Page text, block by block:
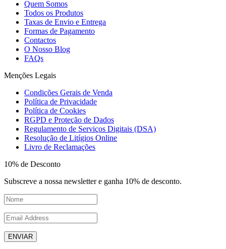
Quem Somos
Todos os Produtos
Taxas de Envio e Entrega
Formas de Pagamento
Contactos
O Nosso Blog
FAQs
Menções Legais
Condições Gerais de Venda
Política de Privacidade
Política de Cookies
RGPD e Proteção de Dados
Regulamento de Serviços Digitais (DSA)
Resolução de Litígios Online
Livro de Reclamações
10% de Desconto
Subscreve a nossa newsletter e ganha 10% de desconto.
ENVIAR